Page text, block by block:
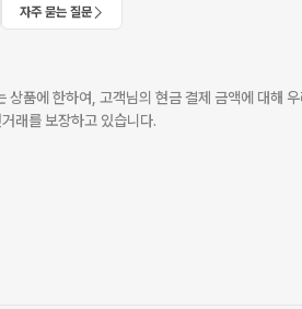
자주 묻는 질문
상품에 한하여, 고객님의 현금 결제 금액에 대해
래를 보장하고 있습니다.